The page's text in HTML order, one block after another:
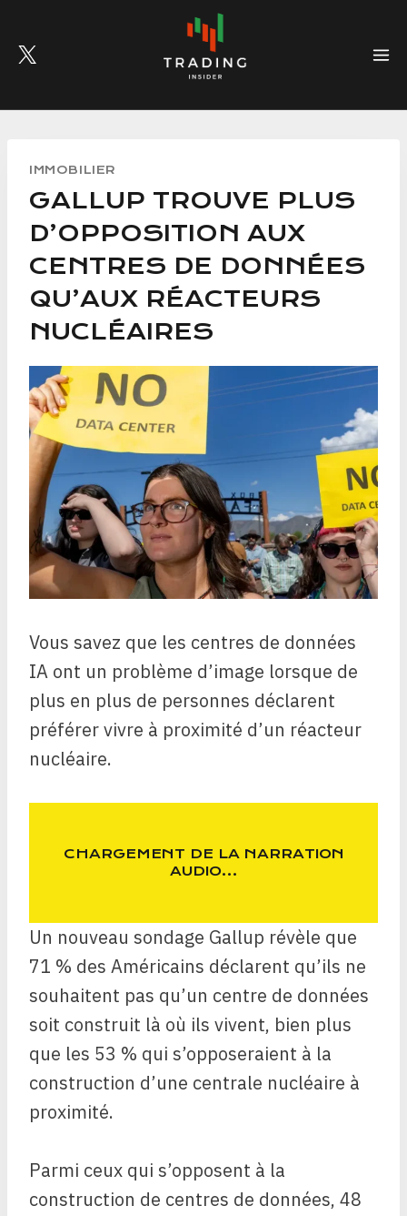
content
IMMOBILIER
GALLUP TROUVE PLUS
D’OPPOSITION AUX
CENTRES DE DONNÉES
QU’AUX RÉACTEURS
NUCLÉAIRES
Vous savez que les centres de données
IA ont un problème d’image lorsque de
plus en plus de personnes déclarent
préférer vivre à proximité d’un réacteur
nucléaire.
CHARGEMENT DE LA NARRATION
AUDIO…
Un nouveau sondage Gallup révèle que
71 % des Américains déclarent qu’ils ne
souhaitent pas qu’un centre de données
soit construit là où ils vivent, bien plus
que les 53 % qui s’opposeraient à la
construction d’une centrale nucléaire à
proximité.
Parmi ceux qui s’opposent à la
construction de centres de données, 48 ​​